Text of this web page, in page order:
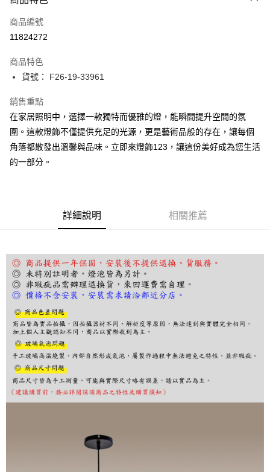
信用卡一次付款
LINE Pay
街口支付
悠遊付
Google Pay
全盈+PAY
AFTEE先享後付
【「AFTEE先享後付」結帳流程】
１．於結帳方式選擇「AFTEE先享後付」後，將跳轉至「AFTEE先享後付」
結帳頁面，進行簡訊認證並確認金額後，即可完成結帳。
２．訂單成立數日內，您將收到繳費通知簡訊。
３．收到繳費通知簡訊後14天內，點擊此簡訊中的連結，可透過四大超商／
ATM／網路銀行／等多元方式進行付款，方視為交易完成。
※ 請注意：結帳手續完成當下不需立刻繳費，但若您需要取消訂單，請聯絡
購買商品的店家。未經商家同意取消之訂單仍視為有效，需透過AFTEE先享
後付繳納相關費用。
※ 交易是否成功請以「AFTEE先享後付 」之結帳頁面顯示為準，若有關於
是否繳費成功／繳費後需取消欲退款等相關疑問，請聯繫「AFTEE先享後付
客戶支援中心」
https://netprotections.freshdesk.com/support/home
權轉讓予恩沛科技股份有限公司。
２．關於個人資料處理事宜，請瀏覽以下網址：
https://aftee.tw/terms/#terms3
每筆NT$180，滿NT$5,000(含以上)免運費
商品編號
11824272
商品特色
貨號： F26-19-33961
銷售重點
在家居照明中，選擇一款獨特而優雅的燈，能瞬間提升空間的氛
圍。這款燈飾不僅提供充足的光源，更是藝術品般的存在，讓每個
角落都散發出溫馨與品味。立即來燈飾123，讓這份美好成為您生活
的一部分。
詳細說明 相關推薦